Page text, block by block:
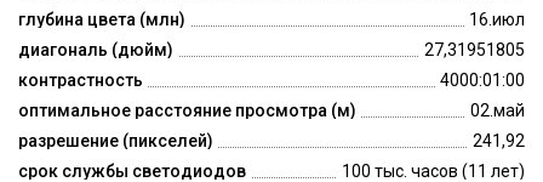
глубина цвета (млн)
16.июл
диагональ (дюйм)
27,31951805
контрастность
4000:01:00
оптимальное расстояние просмотра (м)
02.май
разрешение (пикселей)
241,92
срок службы светодиодов
100 тыс. часов (11 лет)